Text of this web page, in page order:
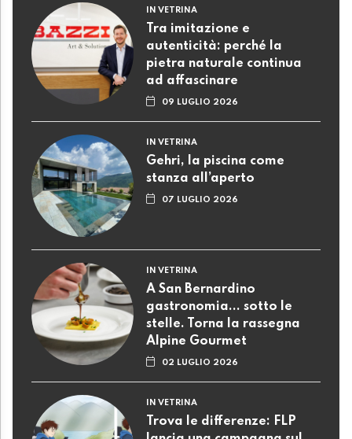
IN VETRINA
Tra imitazione e
autenticità: perché la
pietra naturale continua
ad affascinare
09 LUGLIO 2026
IN VETRINA
Gehri, la piscina come
stanza all’aperto
07 LUGLIO 2026
IN VETRINA
A San Bernardino
gastronomia... sotto le
stelle. Torna la rassegna
Alpine Gourmet
02 LUGLIO 2026
IN VETRINA
Trova le differenze: FLP